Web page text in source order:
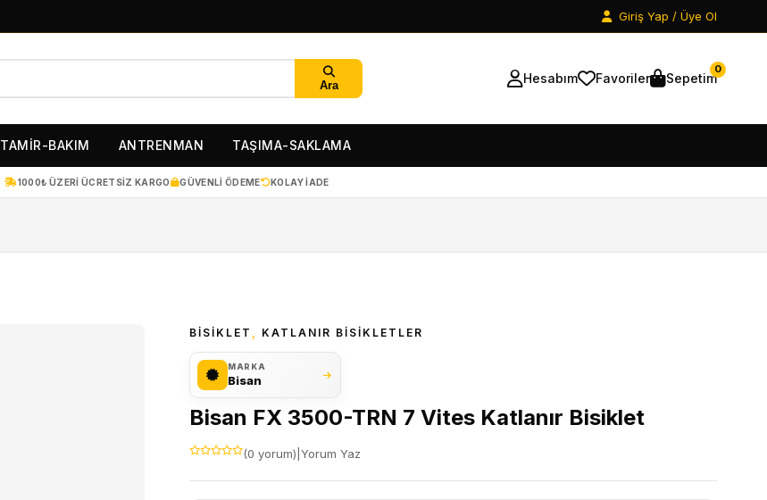
Giriş Yap / Üye Ol
Ara Hesabım Favoriler Sepetim
0
TAMİR-BAKIM ANTRENMAN TAŞIMA-SAKLAMA
1000₺ ÜZERI ÜCRETSIZ KARGO GÜVENLI ÖDEME KOLAY IADE
BİSİKLET KATLANIR BISIKLETLER
MARKA
Bisan
Bisan FX 3500-TRN 7 Vites Katlanır Bisiklet
(0 yorum) Yorum Yaz